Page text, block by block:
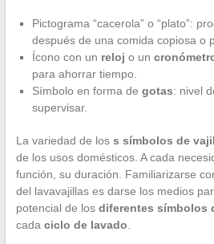
Pictograma “cacerola” o “plato”:
después de una comida copiosa o
Ícono con un reloj o un
para ahorrar tiempo.
Símbolo en forma de gotas: nivel
supervisar.
La variedad de los s símbolos de
de los usos domésticos. A cada
función, su duración. Familiarizarse
del lavavajillas es darse los medios
potencial de los diferentes símbolos
cada ciclo de lavado